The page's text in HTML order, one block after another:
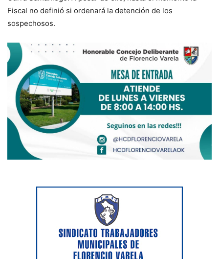
Fiscal no definió si ordenará la detención de los
sospechosos.